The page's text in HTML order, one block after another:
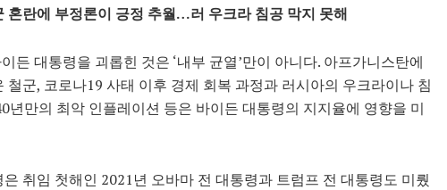
란에 부정론이 긍정 추월…러 우크라 침공 막지 못해
든 대통령을 괴롭힌 것은 ‘내부 균열’만이 아니다. 아프가니스탄에
철군, 코로나19 사태 이후 경제 회복 과정과 러시아의 우크라이나 침
년만의 최악 인플레이션 등은 바이든 대통령의 지지율에 영향을 미
취임 첫해인 2021년 오바마 전 대통령과 트럼프 전 대통령도 미뤘